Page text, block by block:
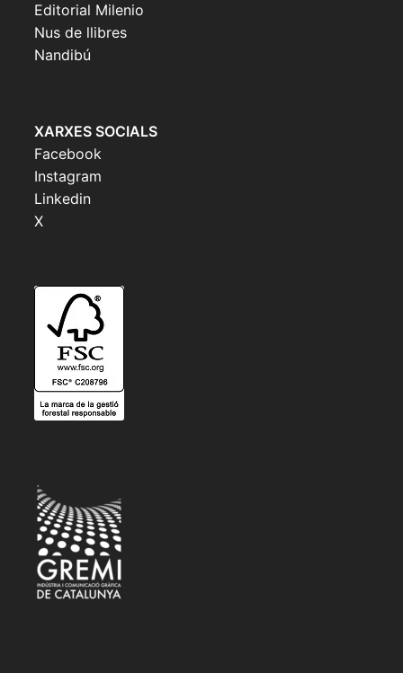
Editorial Milenio
Nus de llibres
Nandibú
XARXES SOCIALS
Facebook
Instagram
Linkedin
X